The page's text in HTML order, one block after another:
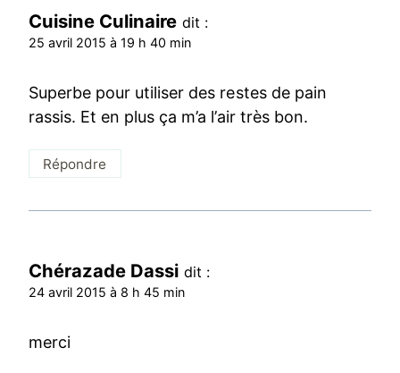
Cuisine Culinaire dit :
25 avril 2015 à 19 h 40 min
Superbe pour utiliser des restes de pain
rassis. Et en plus ça m’a l’air très bon.
Répondre
Chérazade Dassi dit :
24 avril 2015 à 8 h 45 min
merci